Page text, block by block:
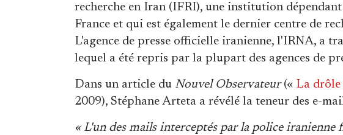
recherche en Iran (IFRI), une institution
France et qui est également le dernier centre de
L'agence de presse officielle iranienne, l'IRNA, a
lequel a été repris par la plupart des agences de
Dans un article du Nouvel Observateur(« La drôle
2009), Stéphane Arteta a révélé la teneur des e-
« L'un des mails interceptés par la police iranienne